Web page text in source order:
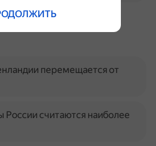
перемещается от
России считаются наиболее